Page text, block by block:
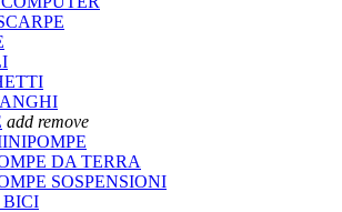
add remove
DA TERRA
SOSPENSIONI
BICI